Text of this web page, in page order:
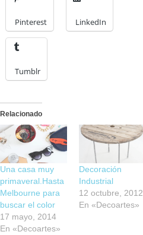
Pinterest LinkedIn
Tumblr
Relacionado
Una casa muy
primaveral.Hasta
Melbourne para
buscar el color
17 mayo, 2014
En «Decoartes»
Decoración
Industrial
12 octubre, 2012
En «Decoartes»